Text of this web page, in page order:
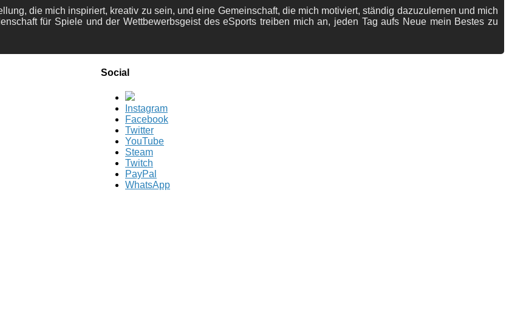
die mich inspiriert, kreativ zu sein, und eine Gemeinschaft, die mich motiviert, ständig dazuzulernen und mich
für Spiele und der Wettbewerbsgeist des eSports treiben mich an, jeden Tag aufs Neue mein Bestes zu
Social
Instagram
Facebook
Twitter
YouTube
Steam
Twitch
PayPal
WhatsApp